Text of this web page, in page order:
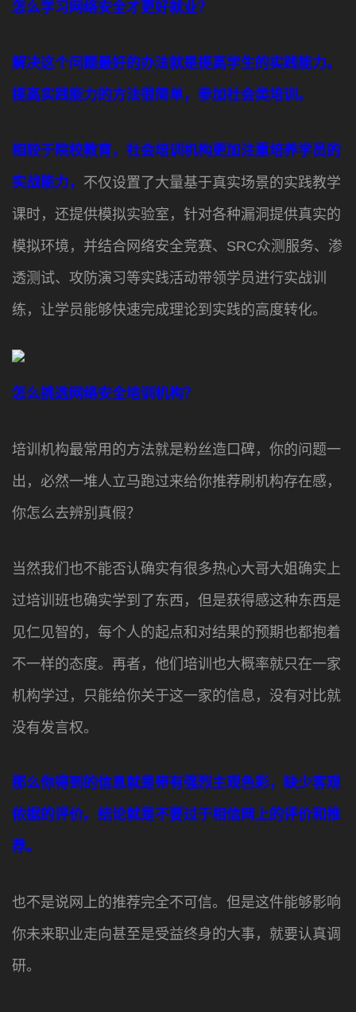
怎么学习网络安全才更好就业？
解决这个问题最好的办法就是提高学生的实践能力。
提高实践能力的方法很简单，参加社会类培训。
相较于院校教育，社会培训机构更加注重培养学员的
实战能力， 不仅设置了大量基于真实场景的实践教学
课时，还提供模拟实验室，针对各种漏洞提供真实的
模拟环境，并结合网络安全竞赛、SRC众测服务、渗
透测试、攻防演习等实践活动带领学员进行实战训
练，让学员能够快速完成理论到实践的高度转化。
怎么挑选网络安全培训机构？
培训机构最常用的方法就是粉丝造口碑，你的问题一
出，必然一堆人立马跑过来给你推荐刷机构存在感，
你怎么去辨别真假？
当然我们也不能否认确实有很多热心大哥大姐确实上
过培训班也确实学到了东西，但是获得感这种东西是
见仁见智的，每个人的起点和对结果的预期也都抱着
不一样的态度。再者，他们培训也大概率就只在一家
机构学过，只能给你关于这一家的信息，没有对比就
没有发言权。
那么你得到的信息就是带有强烈主观色彩，缺少客观
依据的评价。结论就是不要过于相信网上的评价和推
荐。
也不是说网上的推荐完全不可信。但是这件能够影响
你未来职业走向甚至是受益终身的大事，就要认真调
研。